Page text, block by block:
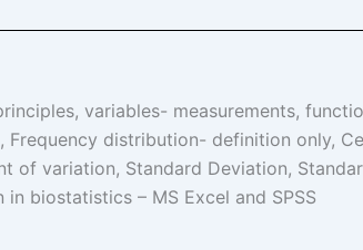
variables- measurements,
Frequency distribution- definition only,
of variation, Standard Deviation,
biostatistics – MS Excel and SPSS